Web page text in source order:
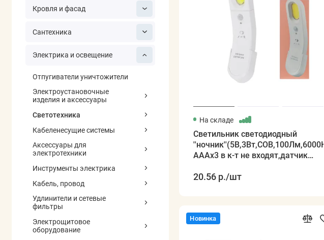
Кровля и фасад
Сантехника
Электрика и освещение
Отпугиватели уничтожители
Электроустановочные
изделия и аксессуары
Светотехника
Кабеленесущие системы
Аксессуары для
электротехники
Инструменты электрика
Кабель, провод
Удлинители и сетевые
фильтры
Электрощитовое
оборудование
На складе
Светильник светодиодный
''ночник''(5В,3Вт,СОВ,100Лм,6000К,
АААх3 в к-т не входят,датчик
20.56 р./шт
Новинка